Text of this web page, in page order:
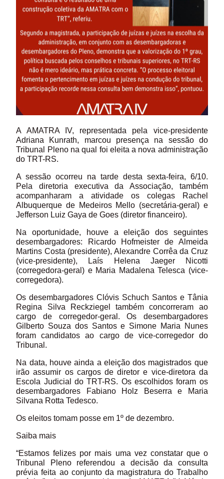
A AMATRA IV, representada pela vice-presidente
Adriana Kunrath, marcou presença na sessão do
Tribunal Pleno na qual foi eleita a nova administração
do TRT-RS.
A sessão ocorreu na tarde desta sexta-feira, 6/10.
Pela diretoria executiva da Associação, também
acompanharam a atividade os colegas Rachel
Albuquerque de Medeiros Mello (secretária-geral) e
Jefferson Luiz Gaya de Goes (diretor financeiro).
Na oportunidade, houve a eleição dos seguintes
desembargadores: Ricardo
Hofmeister de Almeida
Martins Costa (presidente), Alexandre Corrêa da Cruz
(vice-presidente), Laís Helena Jaeger Nicotti
(corregedora-geral) e Maria Madalena Telesca (vice-
corregedora).
Os desembargadores Clóvis Schuch Santos e Tânia
Regina Silva Reckziegel também concorreram ao
cargo de corregedor-geral. Os desembargadores
Gilberto Souza dos Santos e Simone Maria Nunes
foram candidatos ao cargo de vice-corregedor do
Tribunal.
Na data, houve ainda a eleição dos magistrados que
irão assumir os cargos de diretor e vice-diretora da
Escola Judicial do TRT-RS. Os escolhidos foram os
desembargadores Fabiano Holz Beserra e Maria
Silvana Rotta Tedesco.
Os eleitos tomam posse em 1º de dezembro.
Saiba mais
“Estamos felizes por mais uma vez constatar que o
Tribunal Pleno referendou a decisão da consulta
prévia feita ao conjunto da magistratura do Trabalho